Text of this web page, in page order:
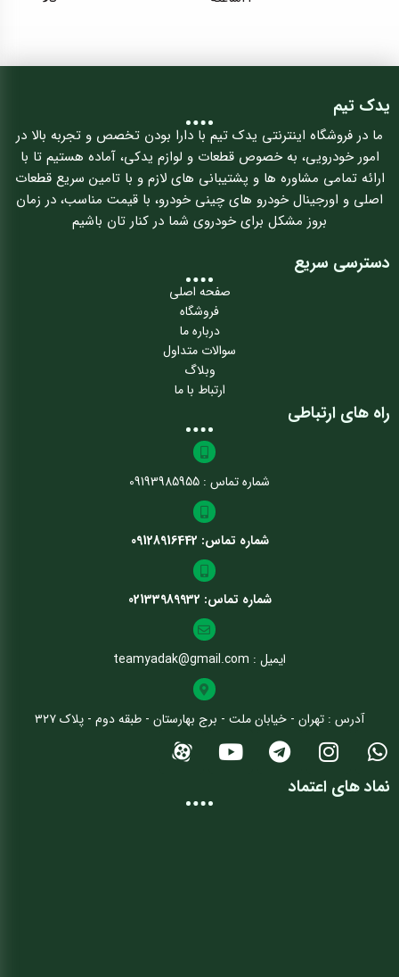
یدک تیم
ما در فروشگاه اینترنتی یدک تیم با دارا بودن تخصص و تجربه بالا در
امور خودرویی، به خصوص قطعات و لوازم یدکی، آماده هستیم تا با
ارائه تمامی مشاوره ها و پشتیبانی های لازم و با تامین سریع قطعات
اصلی و اورجینال خودرو های چینی خودرو، با قیمت مناسب، در زمان
بروز مشکل برای خودروی شما در کنار تان باشیم
دسترسی سریع
صفحه اصلی
فروشگاه
درباره ما
سوالات متداول
وبلاگ
ارتباط با ما
راه های ارتباطی
شماره تماس : 09193985955
شماره تماس: 09128916442
شماره تماس: 02133989932
ایمیل : teamyadak@gmail.com
آدرس : تهران - خیابان ملت - برج بهارستان - طبقه دوم - پلاک ۳۲۷
نماد های اعتماد